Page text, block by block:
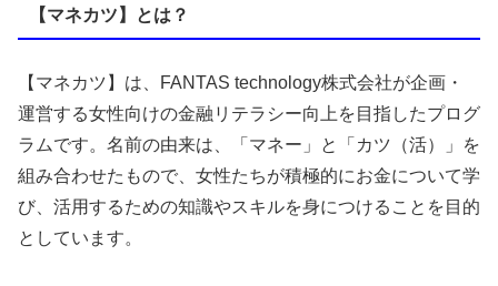
【マネカツ】とは？
【マネカツ】は、FANTAS technology株式会社が企画・
運営する女性向けの金融リテラシー向上を目指したプログ
ラムです。名前の由来は、「マネー」と「カツ（活）」を
組み合わせたもので、女性たちが積極的にお金について学
び、活用するための知識やスキルを身につけることを目的
としています。